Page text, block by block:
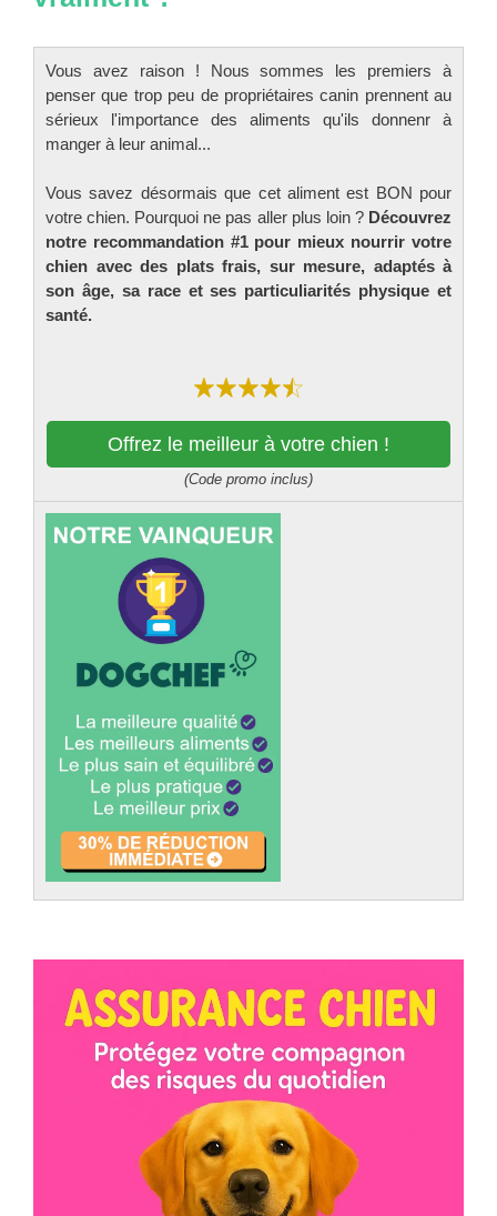
Vous avez raison ! Nous sommes les premiers à
penser que trop peu de propriétaires canin prennent au
sérieux l'importance des aliments qu'ils donnenr à
manger à leur animal...
Vous savez désormais que cet aliment est BON pour
votre chien. Pourquoi ne pas aller plus loin ? Découvrez
notre recommandation #1 pour mieux nourrir votre
chien avec des plats frais, sur mesure, adaptés à
son âge, sa race et ses particuliarités physique et
santé.
Offrez le meilleur à votre chien !
(Code promo inclus)